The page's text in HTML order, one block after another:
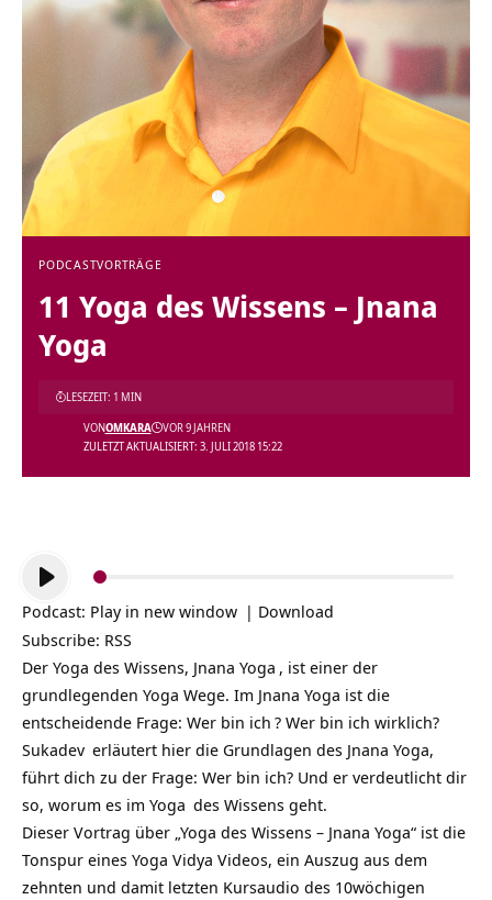
PODCASTVORTRÄGE
11 Yoga des Wissens – Jnana
Yoga
ZULETZT AKTUALISIERT: 3. JULI 2018 15:22
VONOMKARA VOR 9 JAHREN
LESEZEIT: 1 MIN
Audio-
Player
Podcast: Play in new window | Download
Subscribe: RSS
Der Yoga des Wissens, Jnana Yoga , ist einer der
grundlegenden Yoga Wege. Im Jnana Yoga ist die
entscheidende Frage: Wer bin ich ? Wer bin ich wirklich?
Sukadev erläutert hier die Grundlagen des Jnana Yoga,
führt dich zu der Frage: Wer bin ich? Und er verdeutlicht dir
so, worum es im Yoga des Wissens geht.
Dieser Vortrag über „Yoga des Wissens – Jnana Yoga“ ist die
Tonspur eines Yoga Vidya Videos, ein Auszug aus dem
zehnten und damit letzten Kursaudio des 10wöchigen